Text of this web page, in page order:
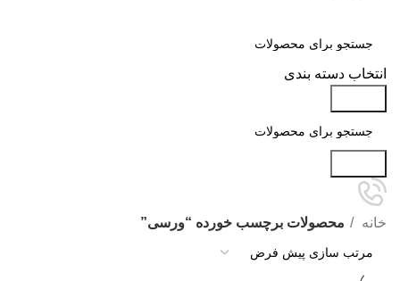
انتخاب دسته بندی
خانه محصولات برچسب خورده “ورسی”